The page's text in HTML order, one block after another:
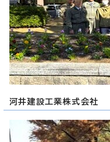
河井建設工業株式会社